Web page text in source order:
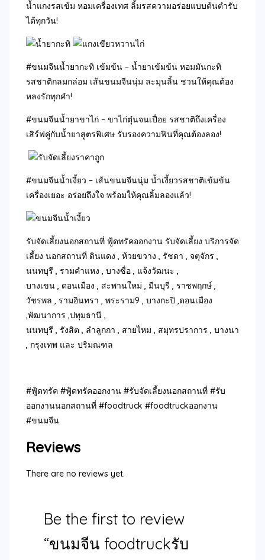
น้ำแกงรสเข้ม หอมเครื่องเทศ ลิ้มรสความอร่อยแบบต้นตำรับ
ได้ทุกวัน!
#ขนมจีนน้ำยากะทิ เข้มข้น – น้ำยาเข้มข้น หอมมันกะทิ
รสชาติกลมกล่อม เส้นขนมจีนนุ่ม ละมุนลิ้น ชวนให้คุณต้อง
หลงรักทุกคำ!
#ขนมจีนน้ำยาขาไก่ – ขาไก่ตุ๋นจนเปื่อย รสชาติถึงเครื่อง
เสิร์ฟคู่กับน้ำยาสูตรพิเศษ รับรองความฟินที่คุณต้องลอง!
#ขนมจีนน้ำเงี้ยว – เส้นขนมจีนนุ่ม น้ำเงี้ยวรสชาติเข้มข้น
เครื่องเยอะ อร่อยถึงใจ พร้อมให้คุณลิ้มลองแล้ว!
รับจัดเลี้ยงนอกสถานที่ ฟู้ดทรัคออกงาน รับจัดเลี้ยง บริการจัด
เลี้ยง นอกสถานที่ ดินแดง , ห้วยขวาง , รัชดา , จตุจักร ,
นนทบุรี , รามคำแหง , บางซื่อ , แจ้งวัฒนะ ,
บางเขน , ดอนเมือง , สะพานใหม่ , มีนบุรี , ราชพฤกษ์ ,
วัชรพล , รามอินทรา , พระราม9 , บางกะปิ ,ดอนเมือง
,พัฒนาการ ,ปทุมธานี ,
นนทบุรี , รังสิต , ลำลูกกา , สายไหม , สมุทรปราการ , บางนา
, กรุงเทพ และ ปริมณฑล
#ฟู้ดทรัค #ฟู้ดทรัคออกงาน #รับจัดเลี้ยงนอกสถานที่ #รับ
ออกงานนอกสถานที่ #foodtruck #foodtruckออกงาน
#ขนมจีน
Reviews
There are no reviews yet.
Be the first to review
“ขนมจีน foodtruckรับ